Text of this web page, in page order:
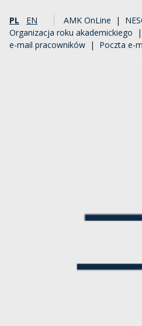
PL EN AMK OnLine |
Organizacja roku akademickiego |
e-mail pracowników | Poczta e-